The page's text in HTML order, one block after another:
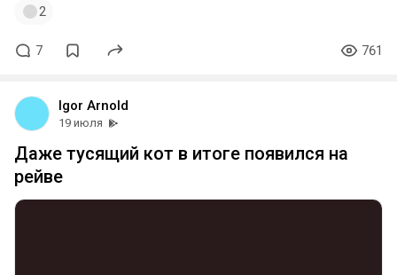
2
7 761
Igor Arnold
19 июля
Даже тусящий кот в итоге появился на
рейве